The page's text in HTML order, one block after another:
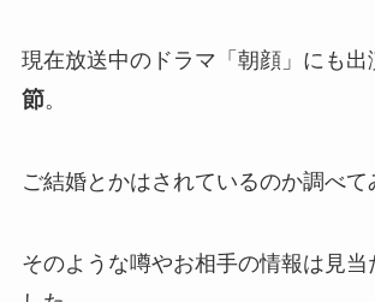
現在放送中のドラマ「朝顔」にも出
節。
ご結婚とかはされているのか調べて
そのような噂やお相手の情報は見当